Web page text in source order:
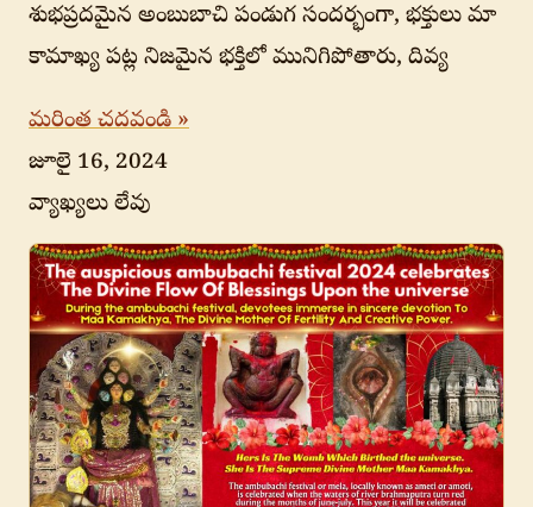
శుభప్రదమైన అంబుబాచి పండుగ సందర్భంగా, భక్తులు మా
కామాఖ్య పట్ల నిజమైన భక్తిలో మునిగిపోతారు, దివ్య
మరింత చదవండి »
జూలై 16, 2024
వ్యాఖ్యలు లేవు